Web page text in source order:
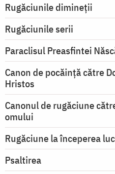
Rugăciunile dimineții
Rugăciunile serii
Paraclisul Preasfintei
Canon de pocăință către
Hristos
Canonul de rugăciune
omului
Rugăciune la începerea
Psaltirea